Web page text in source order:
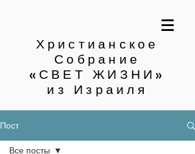
Христианское
Собрание
«СВЕТ ЖИЗНИ»
из Израиля
Пост
Все посты